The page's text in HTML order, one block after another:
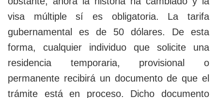
visa múltiple sí es obligatoria. La tarifa
gubernamental es de 50 dólares. De esta
forma, cualquier individuo que solicite una
residencia temporaria, provisional o
permanente recibirá un documento de que el
trámite está en proceso. Dicho documento